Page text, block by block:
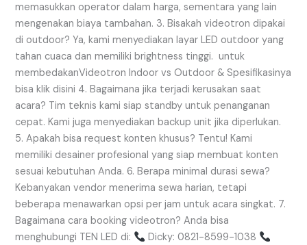
memasukkan operator dalam harga, sementara yang lain
mengenakan biaya tambahan. 3. Bisakah videotron dipakai
di outdoor? Ya, kami menyediakan layar LED outdoor yang
tahan cuaca dan memiliki brightness tinggi. untuk
membedakanVideotron Indoor vs Outdoor & Spesifikasinya
bisa klik disini 4. Bagaimana jika terjadi kerusakan saat
acara? Tim teknis kami siap standby untuk penanganan
cepat. Kami juga menyediakan backup unit jika diperlukan.
5. Apakah bisa request konten khusus? Tentu! Kami
memiliki desainer profesional yang siap membuat konten
sesuai kebutuhan Anda. 6. Berapa minimal durasi sewa?
Kebanyakan vendor menerima sewa harian, tetapi
beberapa menawarkan opsi per jam untuk acara singkat. 7.
Bagaimana cara booking videotron? Anda bisa
menghubungi TEN LED di:
Dicky: 0821-8599-1038